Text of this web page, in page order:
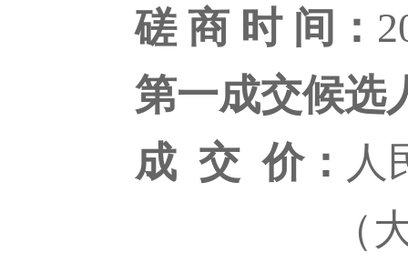
磋 商 时 间：
第一成交候选
成 交 价： 人
（大写）捌